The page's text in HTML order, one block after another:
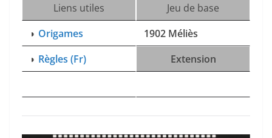
Liens utiles
Jeu de base
◗ Origames
1902 Méliès
◗ Règles (Fr) Extension